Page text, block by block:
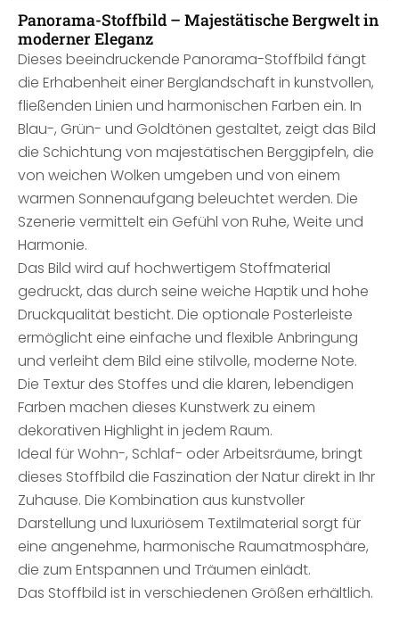
Panorama-Stoffbild – Majestätische Bergwelt in
moderner Eleganz
Dieses beeindruckende Panorama-Stoffbild fängt
die Erhabenheit einer Berglandschaft in kunstvollen,
fließenden Linien und harmonischen Farben ein. In
Blau-, Grün- und Goldtönen gestaltet, zeigt das Bild
die Schichtung von majestätischen Berggipfeln, die
von weichen Wolken umgeben und von einem
warmen Sonnenaufgang beleuchtet werden. Die
Szenerie vermittelt ein Gefühl von Ruhe, Weite und
Harmonie.
Das Bild wird auf hochwertigem Stoffmaterial
gedruckt, das durch seine weiche Haptik und hohe
Druckqualität besticht. Die optionale Posterleiste
ermöglicht eine einfache und flexible Anbringung
und verleiht dem Bild eine stilvolle, moderne Note.
Die Textur des Stoffes und die klaren, lebendigen
Farben machen dieses Kunstwerk zu einem
dekorativen Highlight in jedem Raum.
Ideal für Wohn-, Schlaf- oder Arbeitsräume, bringt
dieses Stoffbild die Faszination der Natur direkt in Ihr
Zuhause. Die Kombination aus kunstvoller
Darstellung und luxuriösem Textilmaterial sorgt für
eine angenehme, harmonische Raumatmosphäre,
die zum Entspannen und Träumen einlädt.
Das Stoffbild ist in verschiedenen Größen erhältlich.